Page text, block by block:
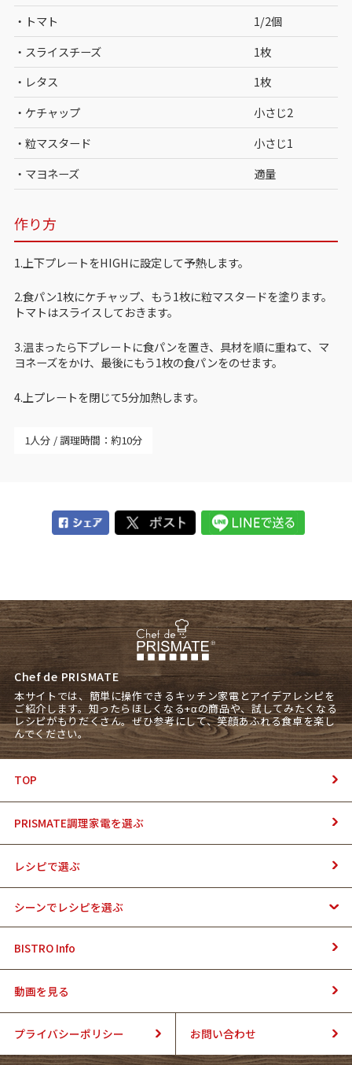
・トマト
1/2個
・スライスチーズ
1枚
・レタス
1枚
・ケチャップ
小さじ2
・粒マスタード
小さじ1
・マヨネーズ
適量
作り方
1.上下プレートをHIGHに設定して予熱します。
2.食パン1枚にケチャップ、もう1枚に粒マスタードを塗ります。
トマトはスライスしておきます。
3.温まったら下プレートに食パンを置き、具材を順に重ねて、マ
ヨネーズをかけ、最後にもう1枚の食パンをのせます。
4.上プレートを閉じて5分加熱します。
1人分 調理時間：約10分
Chef de PRISMATE
本サイトでは、簡単に操作できるキッチン家電とアイデアレシピを
ご紹介します。知ったらほしくなる+αの商品や、試してみたくなる
レシピがもりだくさん。ぜひ参考にして、笑顔あふれる食卓を楽し
んでください。
TOP
PRISMATE調理家電を選ぶ
レシピで選ぶ
シーンでレシピを選ぶ
BISTRO Info
動画を見る
プライバシーポリシー お問い合わせ